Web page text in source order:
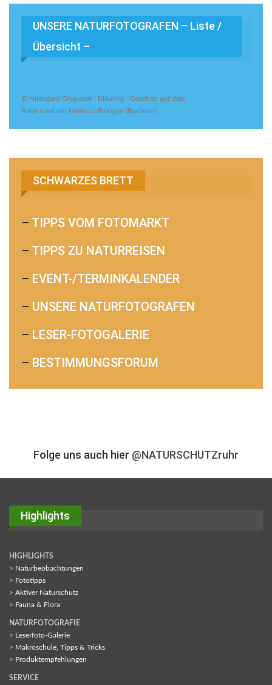
UNSERE NATURFOTOGRAFEN – Liste /
Übersicht –
© Hildegard Grygierek | Bläuling - Gesehen auf dem
Areal rund um Halde Lothringen (Bochum)
SCHWARZES BRETT
– TIPPS VOM FOTOMARKT
– TIPPS ZU NATURREISEN
– EVENT-/TERMINKALENDER
– UNSERE NATURFOTOGRAFEN
– LESER-FOTOGALERIE
– BESTIMMUNGSFORUM
Folge uns auch hier @NATURSCHUTZruhr
Highlights
HIGHLIGHTS
> Naturbeobachtungen
> Fototipps
> Aktiver Naturschutz
> Fauna & Flora
NATURFOTOGRAFIE
> Leserfoto-Galerie
> Makroschule, Tipps & Tricks
> Produktempfehlungen
SERVICE